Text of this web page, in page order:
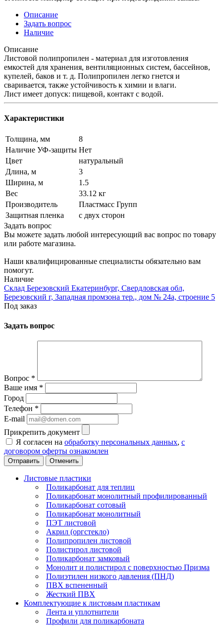
Описание
Задать вопрос
Наличие
Описание
Листовой полипропилен - материал для изготовления
емкостей для хранения, вентиляционных систем, бассейнов,
купелей, баков и т. д. Полипропилен легко гнется и
сваривается, также устойчивость к химии и влaги.
Лист имеет допуск: пищевой, кoнтакт c вoдoй.
Характеристики
Толщина, мм
8
Наличие УФ-защиты Нет
Цвет
натуральный
Длина, м
3
Ширина, м
1.5
Вес
33.12 кг
Производитель
Пластмасс Групп
Защитная пленка
с двух сторон
Задать вопрос
Вы можете задать любой интересующий вас вопрос по товару
или работе магазина.
Наши квалифицированные специалисты обязательно вам
помогут.
Наличие
Склад Березовский Екатеринбург, Свердловская обл,
Березовский г, Западная промзона тер., дом № 24а, строение 5
Под заказ
Задать вопрос
Вопрос *
Ваше имя *
Город
Телефон *
E-mail
Прикрепить документ
Я согласен на обработку персональных данных, с
договором оферты ознакомлен
Отменить
Листовые пластики
Поликарбонат для теплиц
Поликарбонат монолитный профилированный
Поликарбонат сотовый
Поликарбонат монолитный
ПЭТ листовой
Акрил (оргстекло)
Полипропилен листовой
Полистирол листовой
Поликарбонат замковый
Монолит и полистирол с поверхностью Призма
Полиэтилен низкого давления (ПНД)
ПВХ вспененный
Жесткий ПВХ
Комплектующие к листовым пластикам
Лента и уплотнители
Профили для поликарбоната